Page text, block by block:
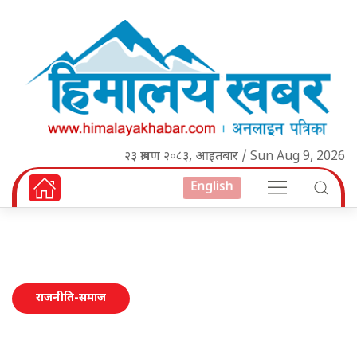
२३ श्रावण २०८३, आइतबार / Sun Aug 9, 2026
English
राजनीति-समाज